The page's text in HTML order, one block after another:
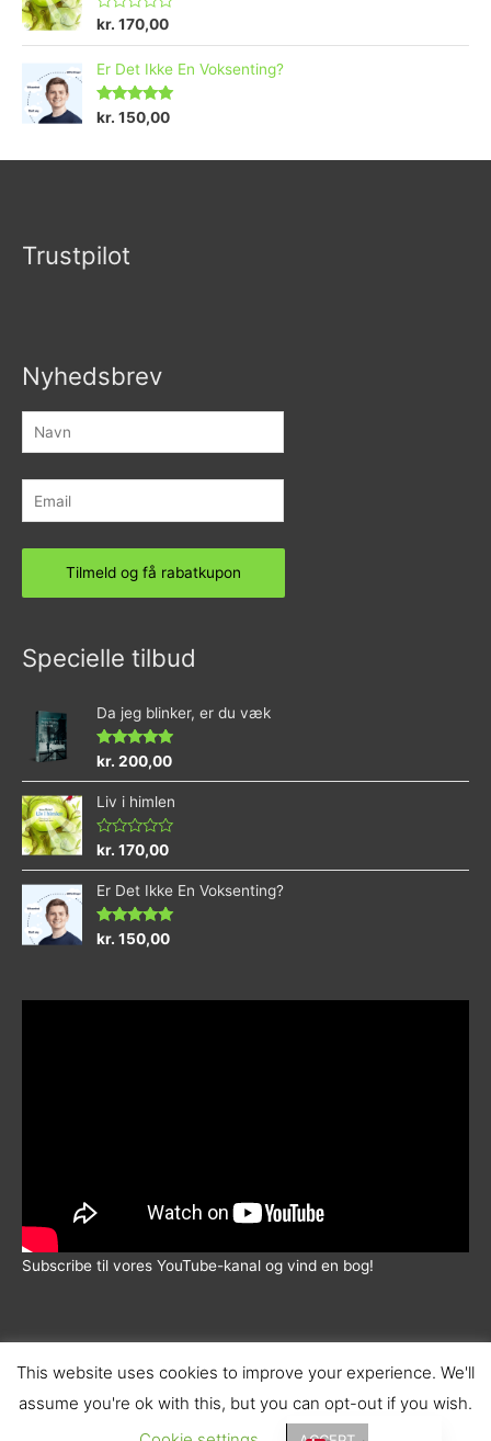
V
r
d
e
r
t
d
kr. 170,00
Er Det Ikke En Voksenting?
Vurderet
ud af 5
kr. 150,00
Trustpilot
Nyhedsbrev
Specielle tilbud
Da jeg blinker, er du væk
Vurderet
ud af 5
kr. 200,00
Liv i himlen
Vurderet
ud
af
5
kr. 170,00
Er Det Ikke En Voksenting?
Vurderet
ud af 5
kr. 150,00
Subscribe til vores YouTube-kanal og vind en bog!
© 2026 |Wadskjær Forlag| info@wadskjaerforlag.dk |
Handelsbetingelser |Fortrolighedspolitik
This website uses cookies to improve your experience. We'll
assume you're ok with this, but you can opt-out if you wish.
English (UK)